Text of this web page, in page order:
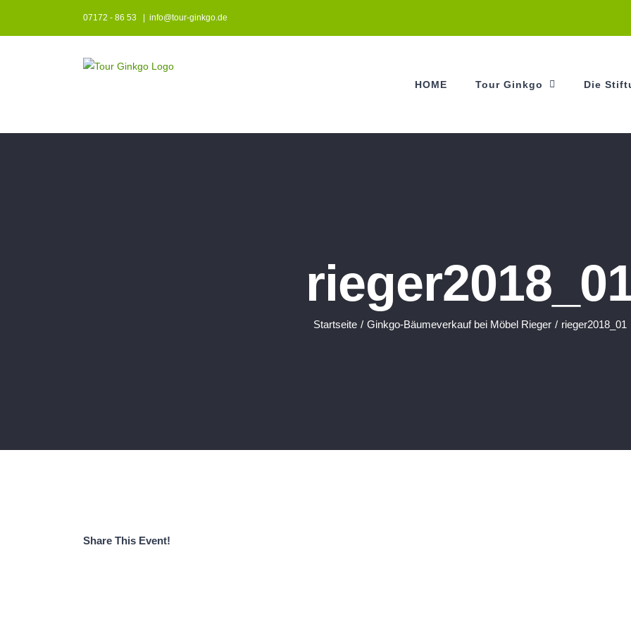
07172 - 86 53 info@tour-ginkgo.de
HOME Tour Ginkgo Die
Startseite / Ginkgo-Bäumeverkauf bei Möbel Rieger / rieger2018_01
Share This Event!